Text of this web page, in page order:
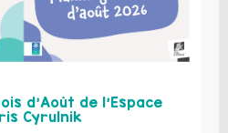
d’Août de l’Espace
Cyrulnik